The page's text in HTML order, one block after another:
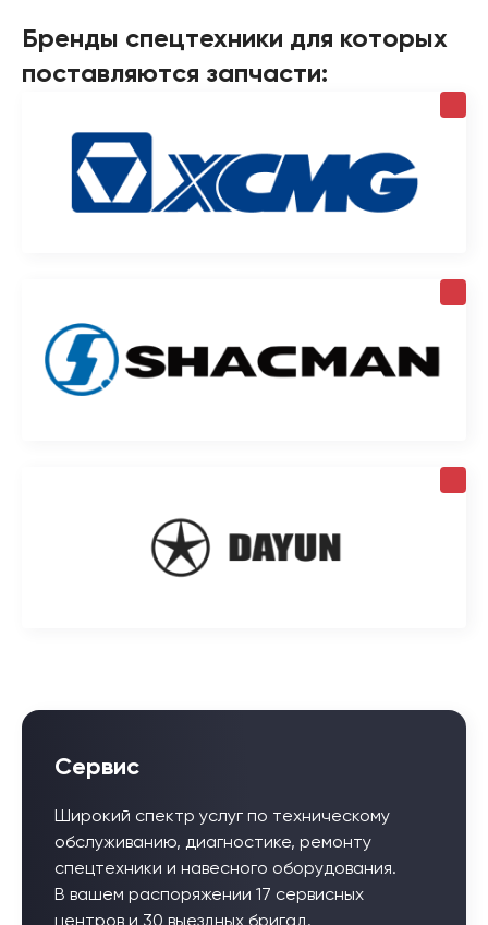
Бренды спецтехники для которых
поставляются запчасти:
Сервис
Широкий спектр услуг по техническому
обслуживанию, диагностике, ремонту
спецтехники и навесного оборудования.
В вашем распоряжении 17 сервисных